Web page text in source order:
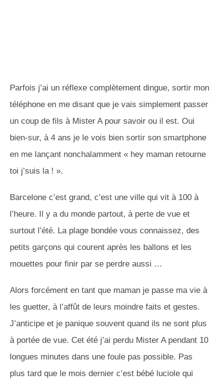
Parfois j’ai un réflexe complètement dingue, sortir mon
téléphone en me disant que je vais simplement passer
un coup de fils à Mister A pour savoir ou il est. Oui
bien-sur, à 4 ans je le vois bien sortir son smartphone
en me lançant nonchalamment « hey maman retourne
toi j’suis la ! ».
Barcelone c’est grand, c’est une ville qui vit à 100 à
l’heure. Il y a du monde partout, à perte de vue et
surtout l’été. La plage bondée vous connaissez, des
petits garçons qui courent après les ballons et les
mouettes pour finir par se perdre aussi …
Alors forcément en tant que maman je passe ma vie à
les guetter, à l’affût de leurs moindre faits et gestes.
J’anticipe et je panique souvent quand ils ne sont plus
à portée de vue. Cet été j’ai perdu Mister A pendant 10
longues minutes dans une foule pas possible. Pas
plus tard que le mois dernier c’est bébé luciole qui